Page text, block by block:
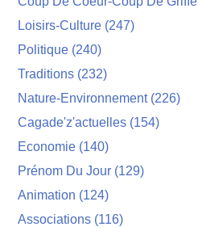
Loisirs-Culture (247)
Politique (240)
Traditions (232)
Nature-Environnement(226)
Cagade'z'actuelles (154)
Economie (140)
Prénom Du Jour (129)
Animation (124)
Associations (116)